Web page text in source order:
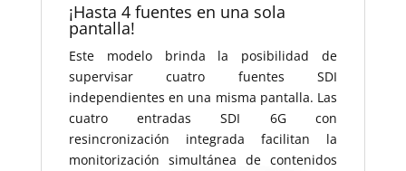
¡Hasta 4 fuentes en una sola
pantalla!
Este modelo brinda la posibilidad de
supervisar cuatro fuentes SDI
independientes en una misma pantalla. Las
cuatro entradas SDI 6G con
resincronización integrada facilitan la
monitorización simultánea de contenidos